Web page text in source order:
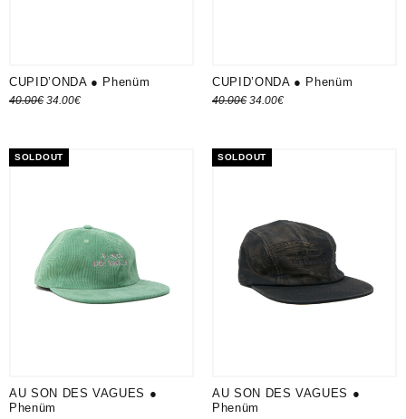
CUPID’ONDA ● Phenüm
40.00€ Le prix
40.00€.
34.00€Le prix
CUPID’ONDA ● Phenüm
40.00€ Le prix
40.00€.
34.00€Le prix
SOLDOUT
AU SON DES VAGUES ●
Phenüm
SOLDOUT
AU SON DES VAGUES ●
Phenüm